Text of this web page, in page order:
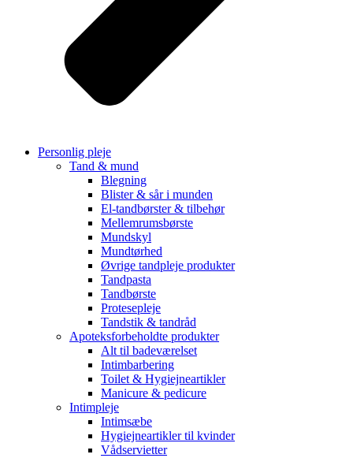
Personlig pleje
Tand & mund
Blegning
Blister & sår i munden
El-tandbørster & tilbehør
Mellemrumsbørste
Mundskyl
Mundtørhed
Øvrige tandpleje produkter
Tandpasta
Tandbørste
Protesepleje
Tandstik & tandråd
Apoteksforbeholdte produkter
Alt til badeværelset
Intimbarbering
Toilet & Hygiejneartikler
Manicure & pedicure
Intimpleje
Intimsæbe
Hygiejneartikler til kvinder
Vådservietter